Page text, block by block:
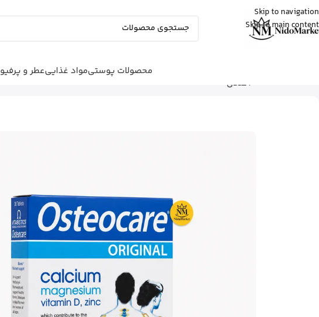
Skip to navigation
Skip to main content
محصولات پوستیمواد غذاییعطر و محصولات بهداشتی|مکمل‌ها| قرص استئوکر
30 عددی
مهرنوش
کلروفیل مایع ناو نعنایی رو خرید کرد